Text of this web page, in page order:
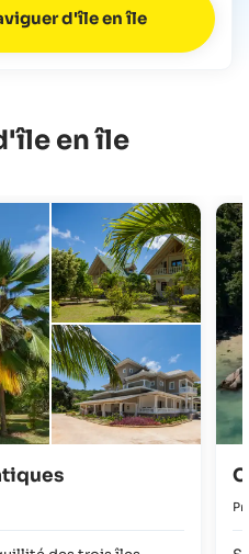
d'île en île
en île